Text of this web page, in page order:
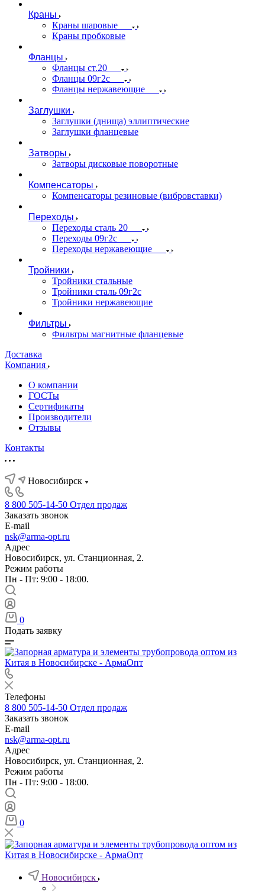
Краны
Краны шаровые
Краны пробковые
Фланцы
Фланцы ст.20
Фланцы 09г2с
Фланцы нержавеющие
Заглушки
Заглушки (днища) эллиптические
Заглушки фланцевые
Затворы
Затворы дисковые поворотные
Компенсаторы
Компенсаторы резиновые (вибровставки)
Переходы
Переходы сталь 20
Переходы 09г2с
Переходы нержавеющие
Тройники
Тройники стальные
Тройники сталь 09г2с
Тройники нержавеющие
Фильтры
Фильтры магнитные фланцевые
Доставка
Компания
О компании
ГОСТы
Сертификаты
Производители
Отзывы
Контакты
Новосибирск
8 800 505-14-50 Отдел продаж
Заказать звонок
E-mail
nsk@arma-opt.ru
Адрес
Новосибирск, ул. Станционная, 2.
Режим работы
Пн - Пт: 9:00 - 18:00.
0
Подать заявку
Телефоны
8 800 505-14-50 Отдел продаж
Заказать звонок
E-mail
nsk@arma-opt.ru
Адрес
Новосибирск, ул. Станционная, 2.
Режим работы
Пн - Пт: 9:00 - 18:00.
0
Новосибирск